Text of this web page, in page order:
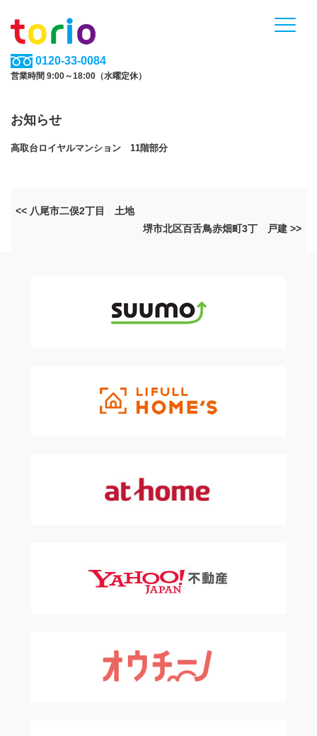
0120-33-0084
営業時間 9:00～18:00（水曜定休）
お知らせ
高取台ロイヤルマンション 11階部分
<< 八尾市二俣2丁目 土地
堺市北区百舌鳥赤畑町3丁 戸建 >>